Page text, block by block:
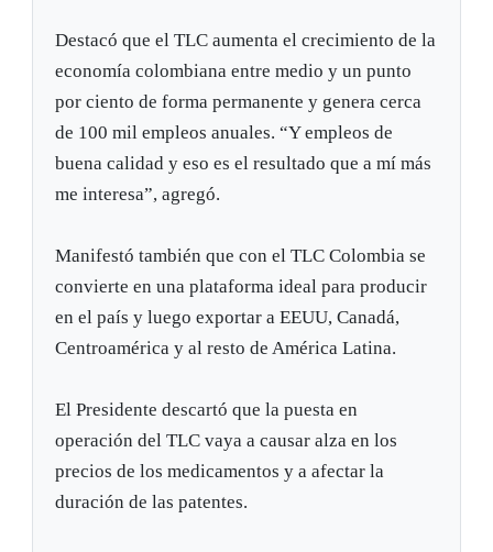
Destacó que el TLC aumenta el crecimiento de la
economía colombiana entre medio y un punto
por ciento de forma permanente y genera cerca
de 100 mil empleos anuales. “Y empleos de
buena calidad y eso es el resultado que a mí más
me interesa”, agregó.
Manifestó también que con el TLC Colombia se
convierte en una plataforma ideal para producir
en el país y luego exportar a EEUU, Canadá,
Centroamérica y al resto de América Latina.
El Presidente descartó que la puesta en
operación del TLC vaya a causar alza en los
precios de los medicamentos y a afectar la
duración de las patentes.